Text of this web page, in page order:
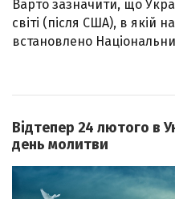
Варто зазначити, що
світі (після США), в якій
встановлено
Відтепер 24 лютого в
день молитви